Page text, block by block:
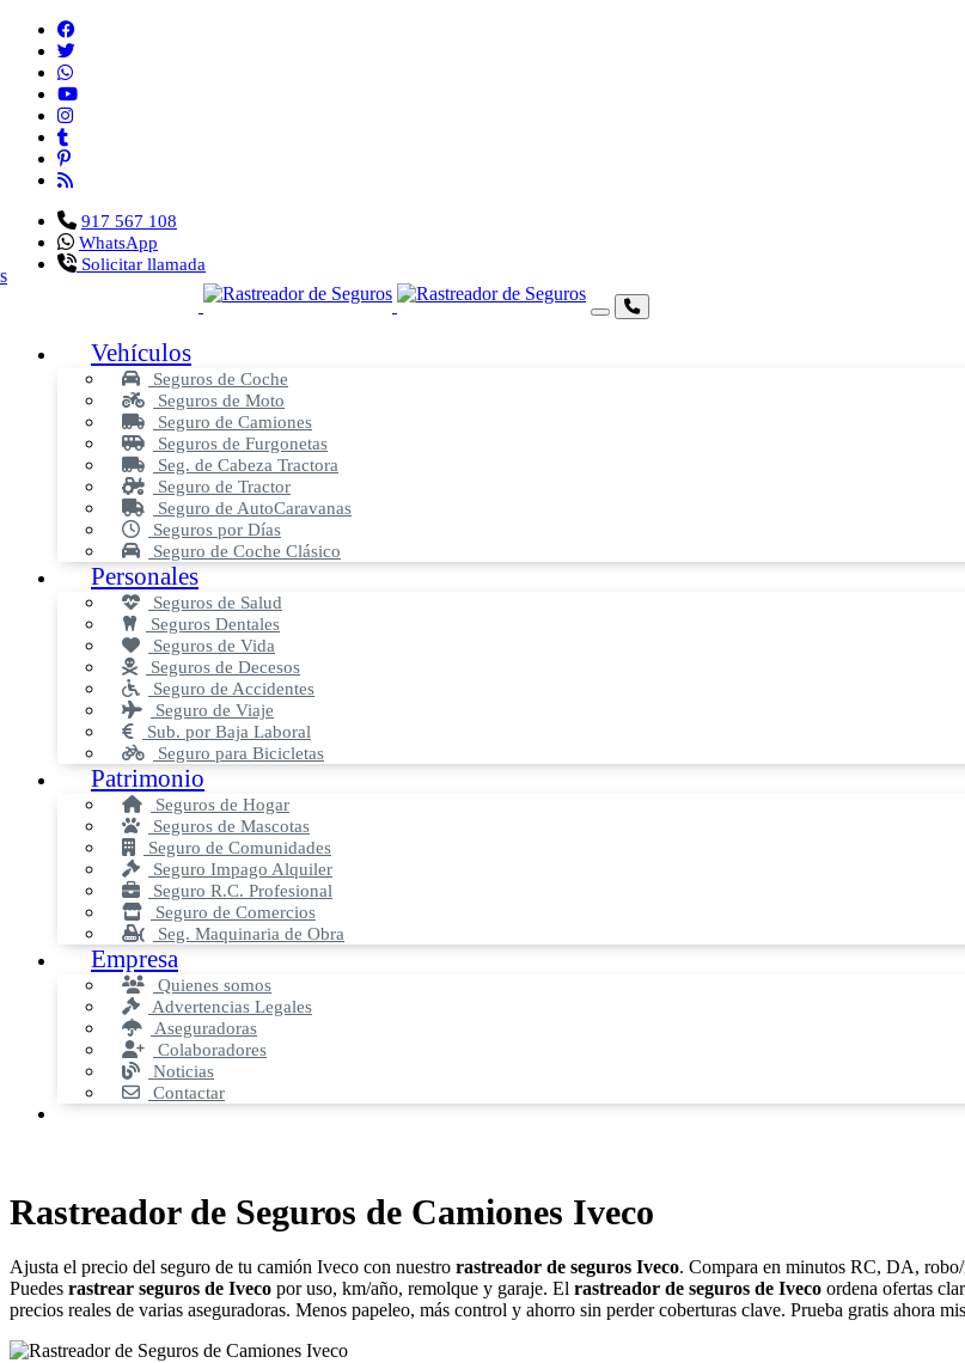
917 567 108
WhatsApp
Solicitar llamada
Vehículos
Seguros de Coche
Seguros de Moto
Seguro de Camiones
Seguros de Furgonetas
Seg. de Cabeza Tractora
Seguro de Tractor
Seguro de AutoCaravanas
Seguros por Días
Seguro de Coche Clásico
Personales
Seguros de Salud
Seguros Dentales
Seguros de Vida
Seguros de Decesos
Seguro de Accidentes
Seguro de Viaje
Sub. por Baja Laboral
Seguro para Bicicletas
Patrimonio
Seguros de Hogar
Seguros de Mascotas
Seguro de Comunidades
Seguro Impago Alquiler
Seguro R.C. Profesional
Seguro de Comercios
Seg. Maquinaria de Obra
Empresa
Quienes somos
Advertencias Legales
Aseguradoras
Colaboradores
Noticias
Contactar
Rastreador de Seguros de Camiones Iveco
Ajusta el precio del seguro de tu camión Iveco con nuestro rastreador de seguros Iveco. Compara en minutos RC, DA,
Puedes rastrear seguros de Iveco por uso, km/año, remolque y garaje. El rastreador de seguros de Iveco ordena ofertas
precios reales de varias aseguradoras. Menos papeleo, más control y ahorro sin perder coberturas clave. Prueba gratis ahora